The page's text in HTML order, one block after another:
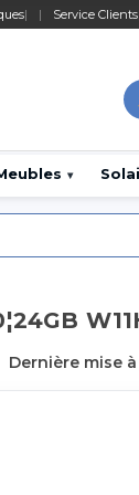
Service Clients
▾
Dernière mise